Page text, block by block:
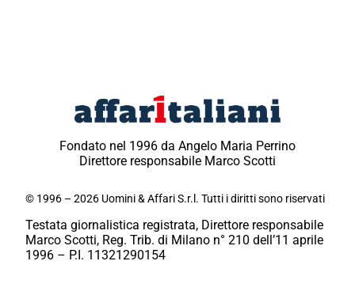
Fondato nel 1996 da Angelo Maria Perrino
Direttore responsabile Marco Scotti
© 1996 – 2026 Uomini & Affari S.r.l. Tutti i diritti sono riservati
Testata giornalistica registrata, Direttore responsabile
Marco Scotti, Reg. Trib. di Milano n° 210 dell’11 aprile
1996 – P.I. 11321290154